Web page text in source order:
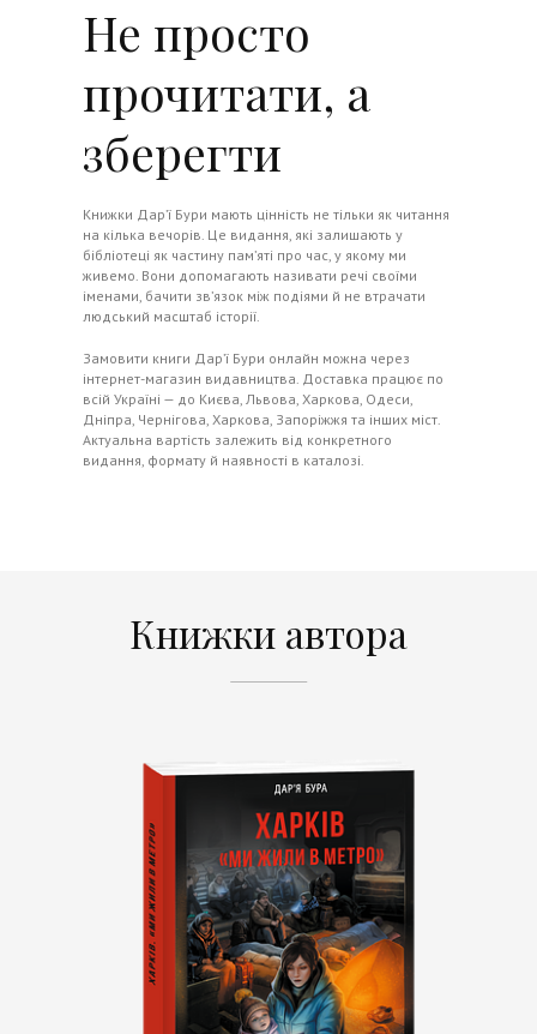
Не просто
прочитати, а
зберегти
Книжки Дар’ї Бури мають цінність не тільки як читання
на кілька вечорів. Це видання, які залишають у
бібліотеці як частину пам’яті про час, у якому ми
живемо. Вони допомагають називати речі своїми
іменами, бачити зв’язок між подіями й не втрачати
людський масштаб історії.
Замовити книги Дар’ї Бури онлайн можна через
інтернет-магазин видавництва. Доставка працює по
всій Україні — до Києва, Львова, Харкова, Одеси,
Дніпра, Чернігова, Харкова, Запоріжжя та інших міст.
Актуальна вартість залежить від конкретного
видання, формату й наявності в каталозі.
Книжки автора